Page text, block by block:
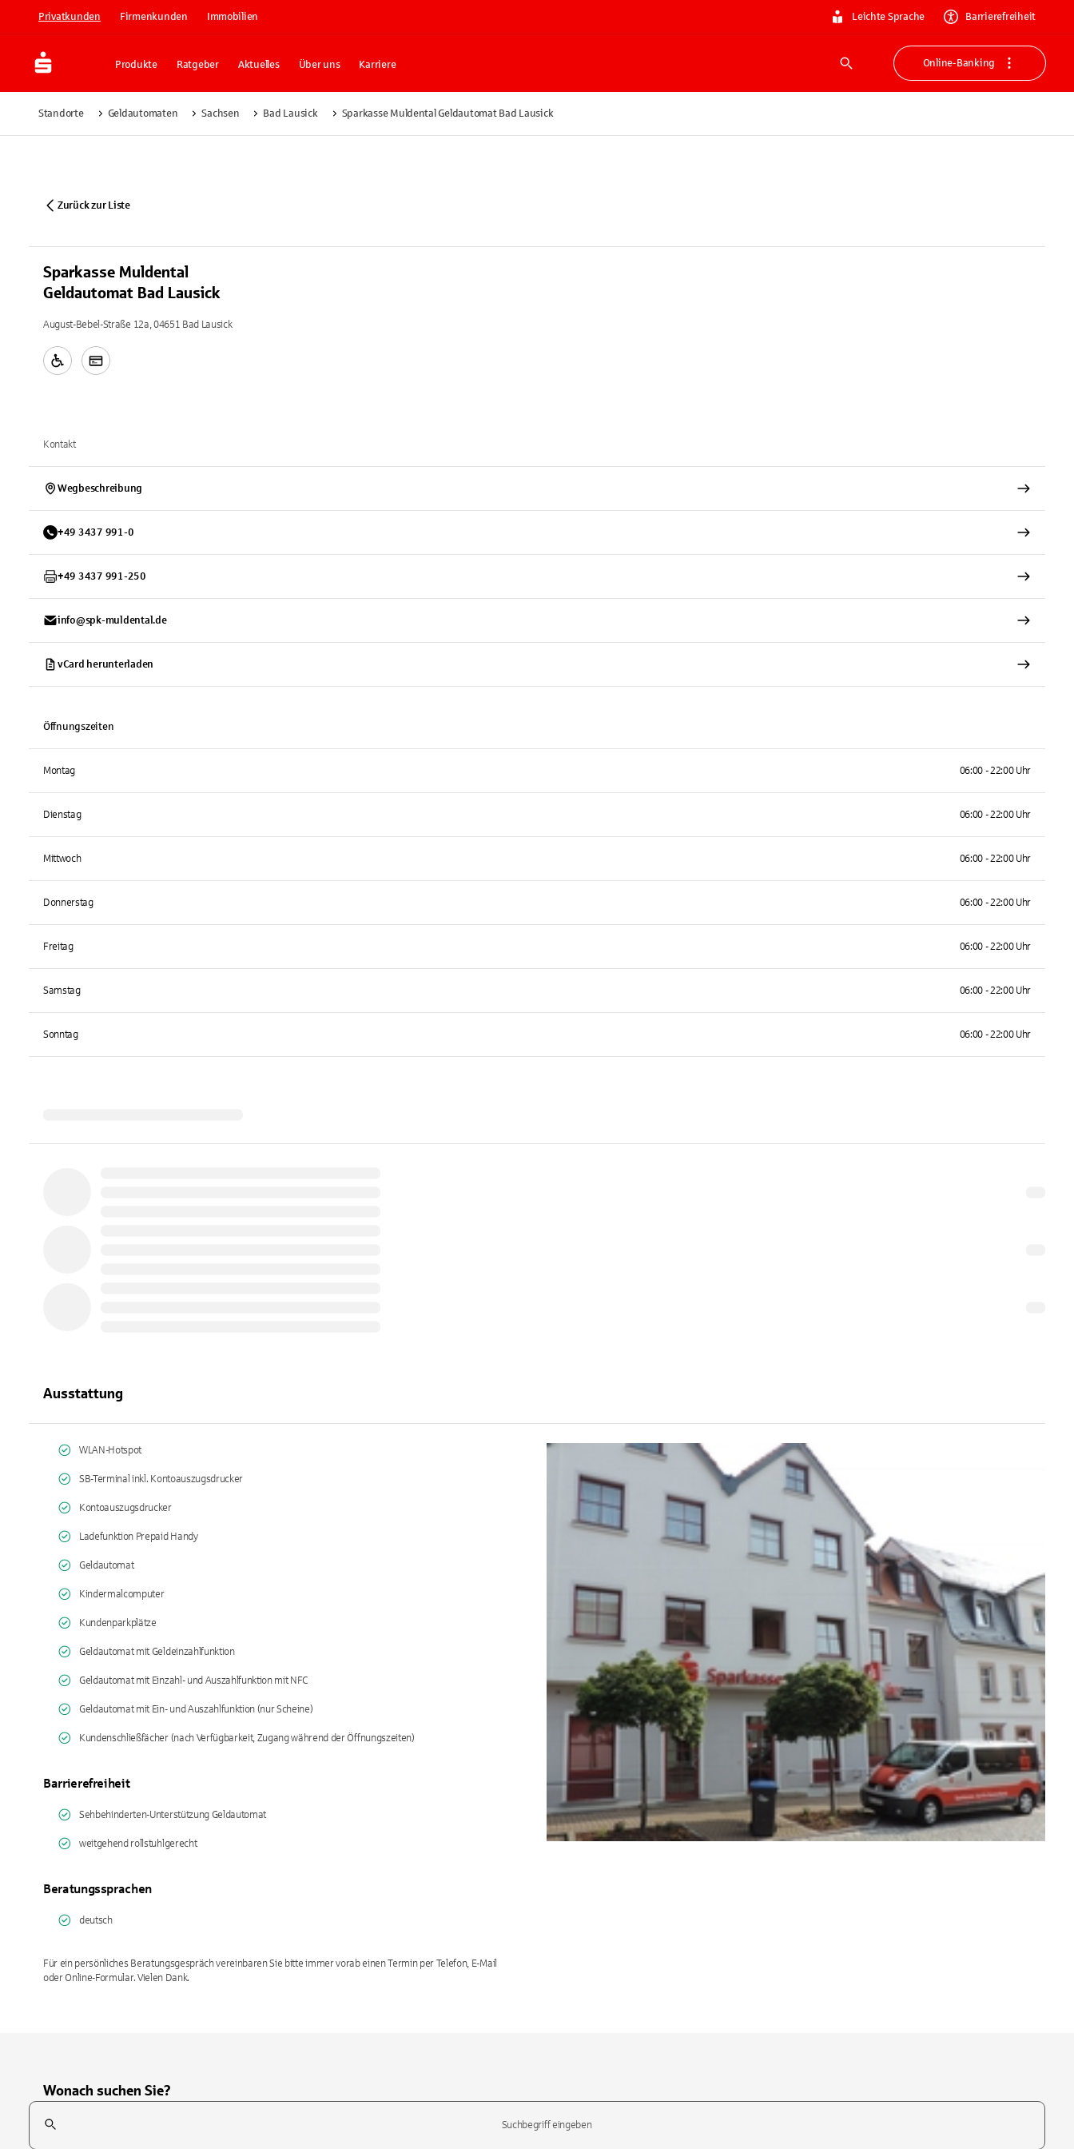
Privatkunden Firmenkunden Immobilien Leichte Sprache Barrierefreiheit
Produkte Ratgeber Aktuelles Über uns Karriere
Suche
Online-Banking
Standorte Geldautomaten Sachsen Bad Lausick Sparkasse Muldental Geldautomat Bad Lausick
Zurück zur Liste
Sparkasse Muldental
Geldautomat Bad Lausick
August-Bebel-Straße 12a, 04651 Bad Lausick
Kontakt
Wegbeschreibung
+49 3437 991-0
+49 3437 991-250
info@spk-muldental.de
vCard herunterladen
Öffnungszeiten
Montag 06:00 - 22:00 Uhr
Dienstag 06:00 - 22:00 Uhr
Mittwoch 06:00 - 22:00 Uhr
Donnerstag 06:00 - 22:00 Uhr
Freitag 06:00 - 22:00 Uhr
Samstag 06:00 - 22:00 Uhr
Sonntag 06:00 - 22:00 Uhr
Ausstattung
WLAN-Hotspot
SB-Terminal inkl. Kontoauszugsdrucker
Kontoauszugsdrucker
Ladefunktion Prepaid Handy
Geldautomat
Kindermalcomputer
Kundenparkplätze
Geldautomat mit Geldeinzahlfunktion
Geldautomat mit Einzahl- und Auszahlfunktion mit NFC
Geldautomat mit Ein- und Auszahlfunktion (nur Scheine)
Kundenschließfächer (nach Verfügbarkeit, Zugang während der Öffnungszeiten)
Barrierefreiheit
Sehbehinderten-Unterstützung Geldautomat
weitgehend rollstuhlgerecht
Beratungssprachen
deutsch
Für ein persönliches Beratungsgespräch vereinbaren Sie bitte immer vorab einen Termin per Telefon, E-Mail
oder Online-Formular. Vielen Dank.
Wonach suchen Sie?
Suchfeld